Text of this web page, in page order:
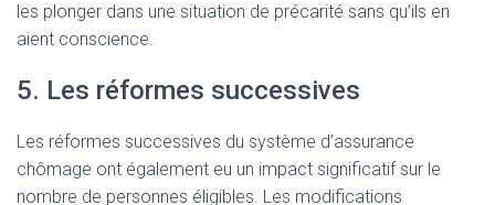
les plonger dans une situation de précarité sans qu’ils en
aient conscience.
5. Les réformes successives
Les réformes successives du système d’assurance
chômage ont également eu un impact significatif sur le
nombre de personnes éligibles. Les modifications